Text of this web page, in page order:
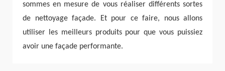
sommes en mesure de vous réaliser différents sortes
de nettoyage façade. Et pour ce faire, nous allons
utiliser les meilleurs produits pour que vous puissiez
avoir une façade performante.